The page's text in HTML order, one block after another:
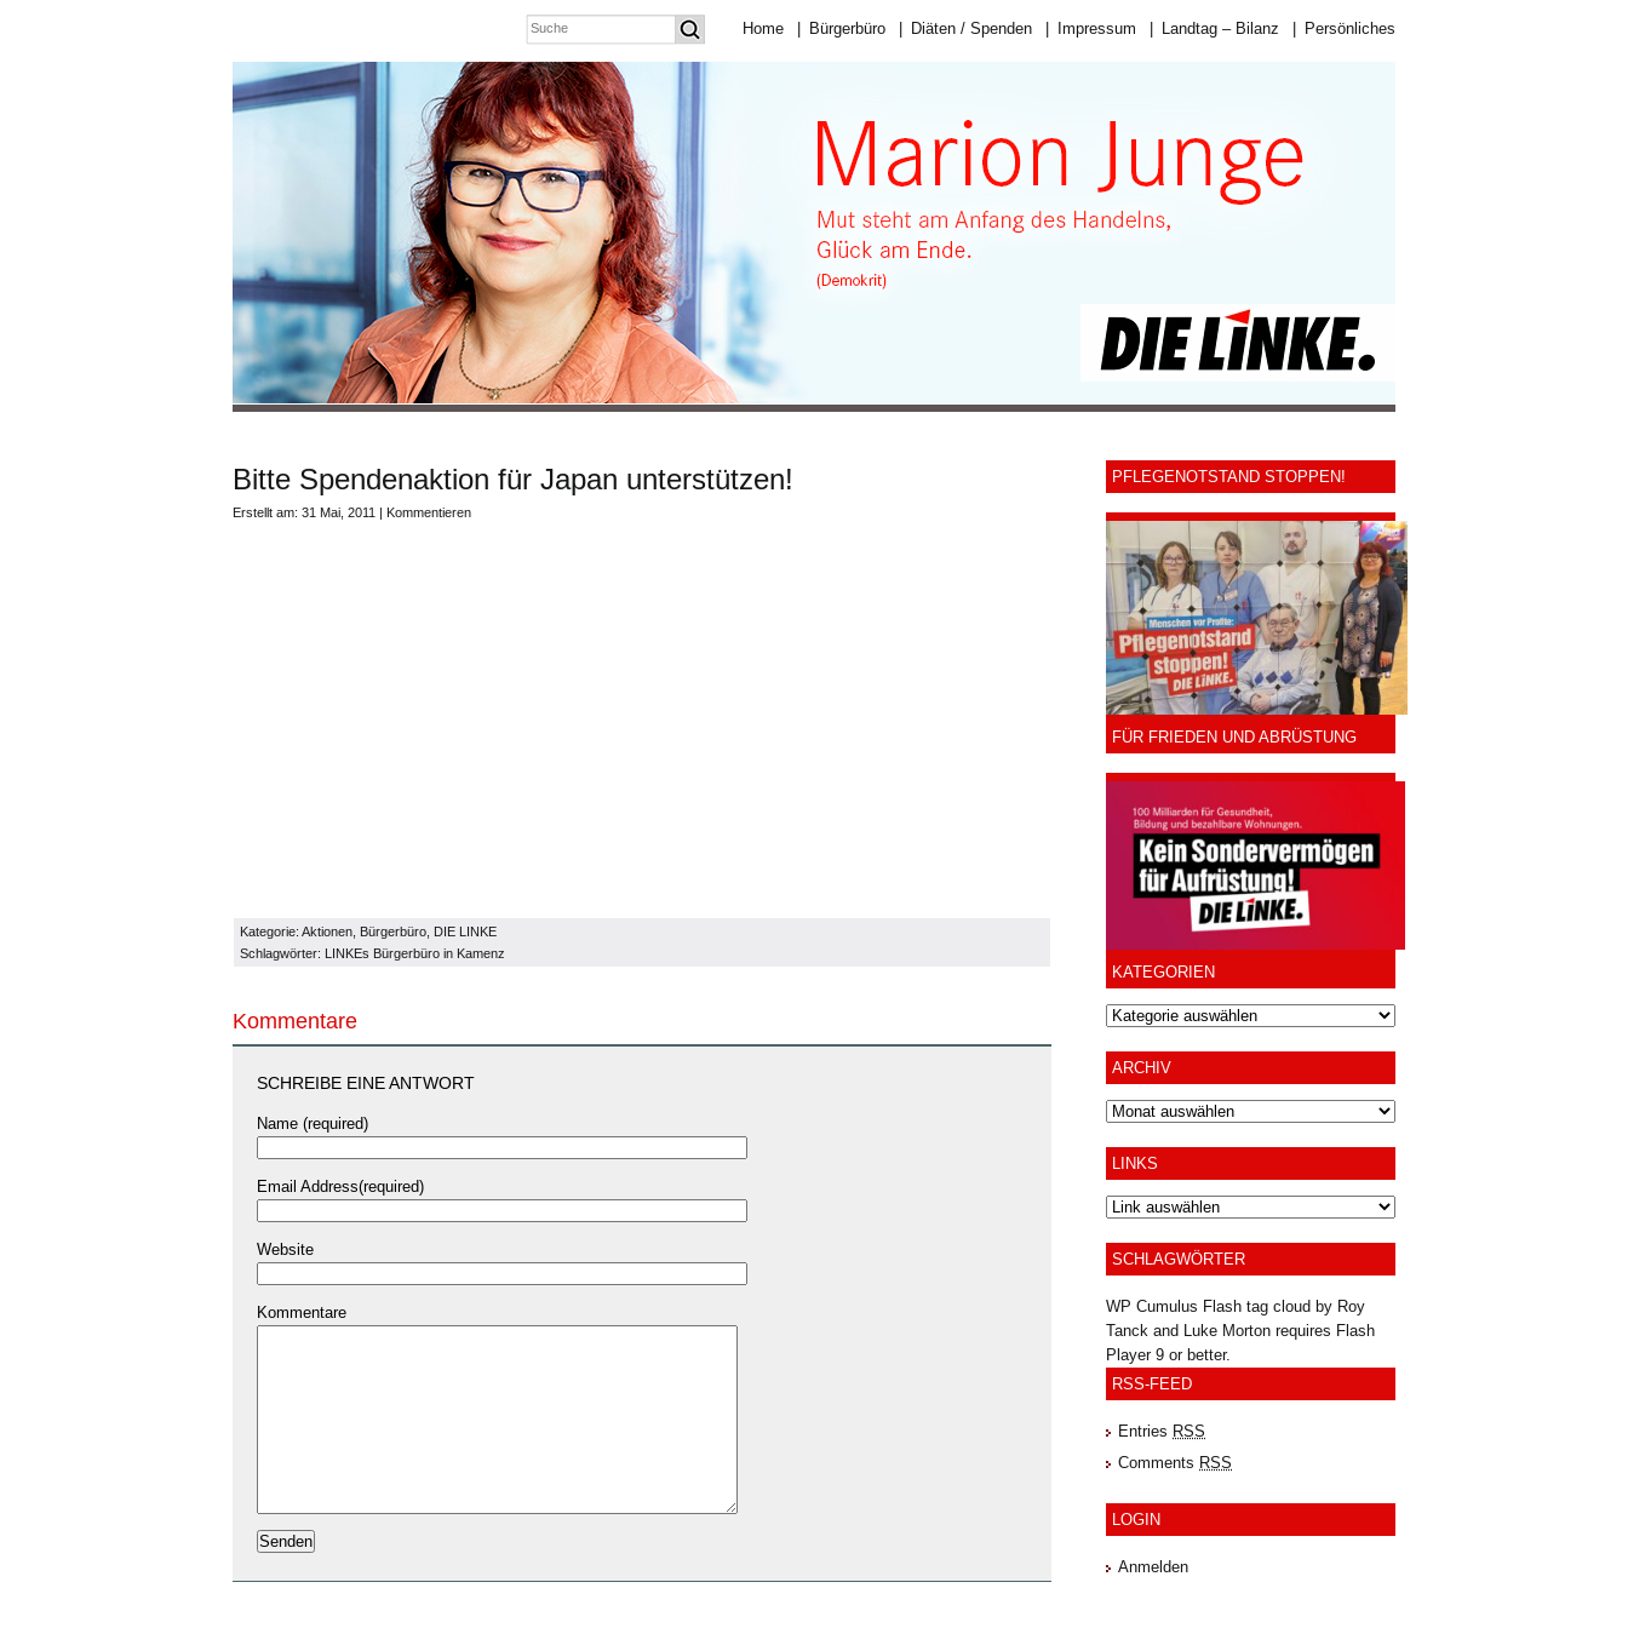
Home Bürgerbüro Diäten / Spenden Impressum Landtag – Bilanz Persönliches
Bitte Spendenaktion für Japan unterstützen!
Erstellt am: 31 Mai, 2011 | Kommentieren
Kategorie: Aktionen Bürgerbüro DIE LINKE
Schlagwörter: LINKEs Bürgerbüro in Kamenz
Kommentare
SCHREIBE EINE ANTWORT
Name (required)
Email Address(required)
Website
Kommentare
PFLEGENOTSTAND STOPPEN!
FÜR FRIEDEN UND ABRÜSTUNG
KATEGORIEN
ARCHIV
Archiv
LINKS
SCHLAGWÖRTER
WP Cumulus Flash tag cloud by Roy
Tanck and Luke Morton requires Flash
Player9 or better.
RSS-FEED
Entries RSS
Comments RSS
LOGIN
Anmelden